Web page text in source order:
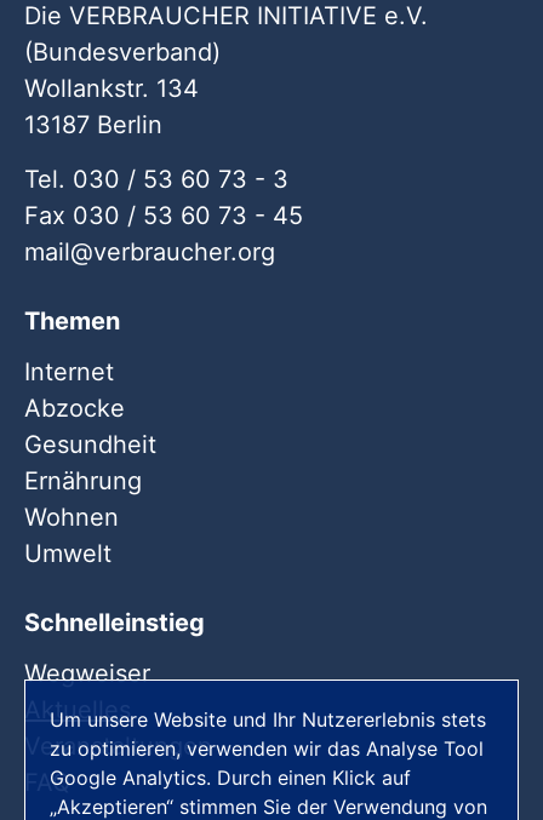
Die VERBRAUCHER INITIATIVE e.V.
(Bundesverband)
Wollankstr. 134
13187 Berlin
Tel. 030 / 53 60 73 - 3
Fax 030 / 53 60 73 - 45
mail
verbraucher org
Themen
Internet
Abzocke
Gesundheit
Ernährung
Wohnen
Umwelt
Schnelleinstieg
Wegweiser
Aktuelles
Veranstaltungen
FAQ
Um unsere Website und Ihr Nutzererlebnis stets
zu optimieren, verwenden wir das Analyse Tool
Google Analytics. Durch einen Klick auf
„Akzeptieren“ stimmen Sie der Verwendung von